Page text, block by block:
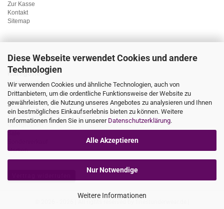
Diese Webseite verwendet Cookies und andere
Technologien
Wir verwenden Cookies und ähnliche Technologien, auch von
Drittanbietern, um die ordentliche Funktionsweise der Website zu
gewährleisten, die Nutzung unseres Angebotes zu analysieren und Ihnen
ein bestmögliches Einkaufserlebnis bieten zu können. Weitere
Informationen finden Sie in unserer Datenschutzerklärung.
Alle Akzeptieren
Nur Notwendige
Weitere Informationen
Zur Kasse
Kontakt
Sitemap
Kategorien
Unterwäsche
Nachtwäsche
Sportwäsche
Homewear
Bademoden
Übergrössen
Marken